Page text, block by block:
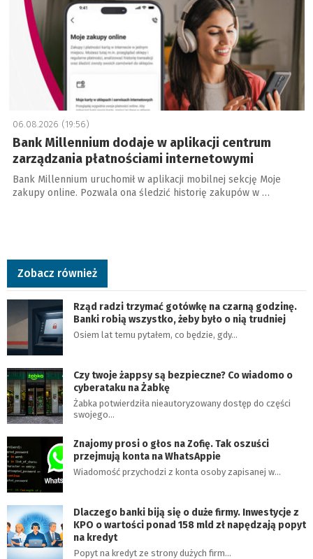
06.08.2026 (19:56)
Bank Millennium dodaje w aplikacji centrum
zarządzania płatnościami internetowymi
Bank Millennium uruchomił w aplikacji mobilnej sekcję Moje
zakupy online. Pozwala ona śledzić historię zakupów w …
Zobacz również
Rząd radzi trzymać gotówkę na czarną godzinę.
Banki robią wszystko, żeby było o nią trudniej
Osiem lat temu pytałem, co będzie, gdy…
Czy twoje żappsy są bezpieczne? Co wiadomo o
cyberataku na Żabkę
Żabka potwierdziła nieautoryzowany dostęp do części
swojego…
Znajomy prosi o głos na Zofię. Tak oszuści
przejmują konta na WhatsAppie
Wiadomość przychodzi z konta osoby zapisanej w…
Dlaczego banki biją się o duże firmy. Inwestycje z
KPO o wartości ponad 158 mld zł napędzają popyt
na kredyt
Popyt na kredyt ze strony dużych firm…